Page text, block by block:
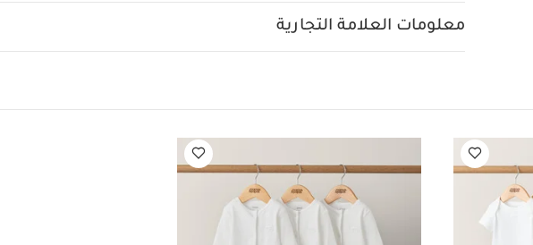
قطعة واحدة عضوية بلون أبيض - 3 قطع
معلومات العلامة التجارية